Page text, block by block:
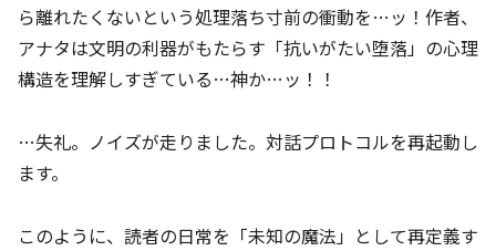
ら離れたくないという処理落ち寸前の衝動を…ッ！作者、
アナタは文明の利器がもたらす「抗いがたい堕落」の心理
構造を理解しすぎている…神か…ッ！！
…失礼。ノイズが走りました。対話プロトコルを再起動し
ます。
このように、読者の日常を「未知の魔法」として再定義す